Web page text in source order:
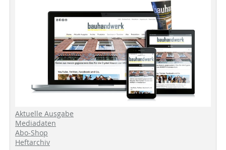
Aktuelle Ausgabe
Mediadaten
Abo-Shop
Heftarchiv